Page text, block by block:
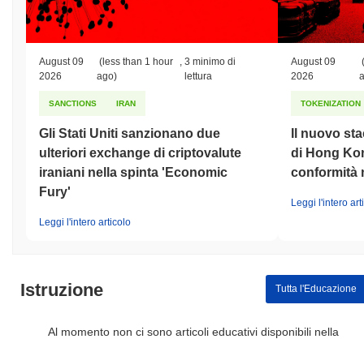
August 09
2026
(less than 1 hour
ago)
3 minimo di
lettura
SANCTIONS IRAN
Gli Stati Uniti sanzionano due
ulteriori exchange di criptovalute
iraniani nella spinta 'Economic
Fury'
Leggi l'intero articolo
August 09
2026
TOKENIZATION
Il nuovo
di Hong
conformità
Leggi l'intero
Istruzione Tutta l'Educazione
Al momento non ci sono articoli educativi disponibili nella